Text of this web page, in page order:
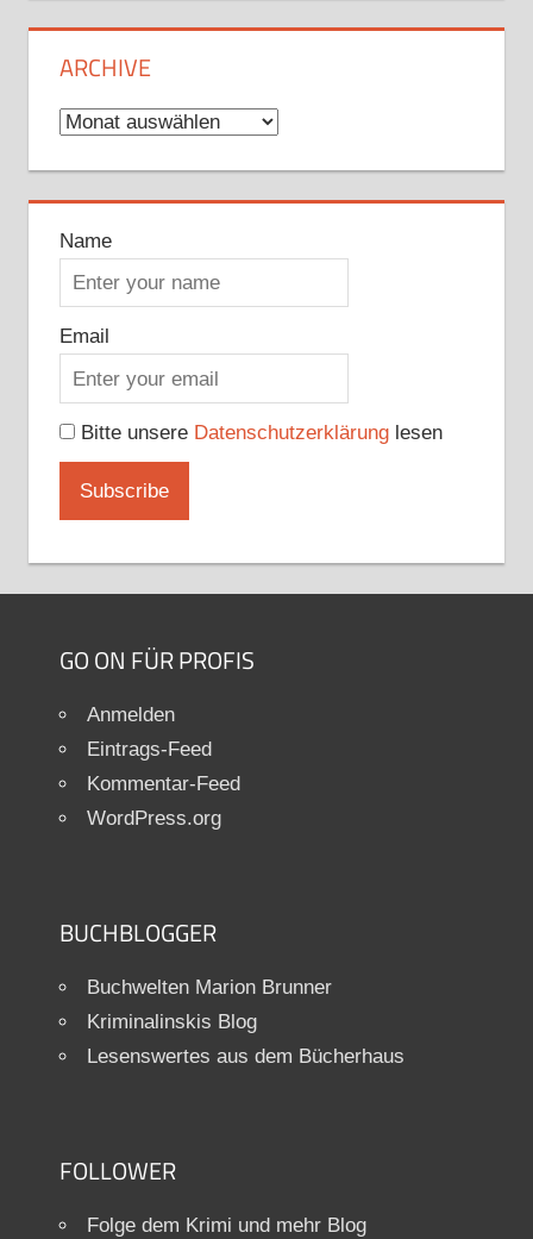
ARCHIVE
Archive
Name
Email
Bitte unsere Datenschutzerklärunglesen
GO ON FÜR PROFIS
Anmelden
Eintrags-Feed
Kommentar-Feed
WordPress.org
BUCHBLOGGER
Buchwelten Marion Brunner
Kriminalinskis Blog
Lesenswertes aus dem Bücherhaus
FOLLOWER
Folge dem Krimi und mehr Blog